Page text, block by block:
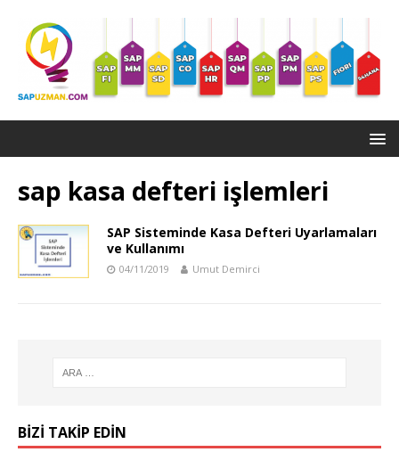
sap kasa defteri işlemleri
SAP Sisteminde Kasa Defteri Uyarlamaları
ve Kullanımı
04/11/2019 Umut Demirci
BIZI TAKIP EDIN